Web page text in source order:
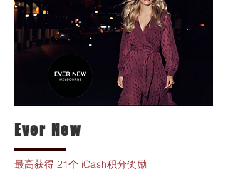
Ever New
最高获得 21个 iCash积分奖励